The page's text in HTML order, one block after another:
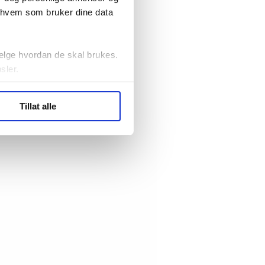
som bruker dine data
hvordan de skal brukes.
statistikk.
Tillat alle